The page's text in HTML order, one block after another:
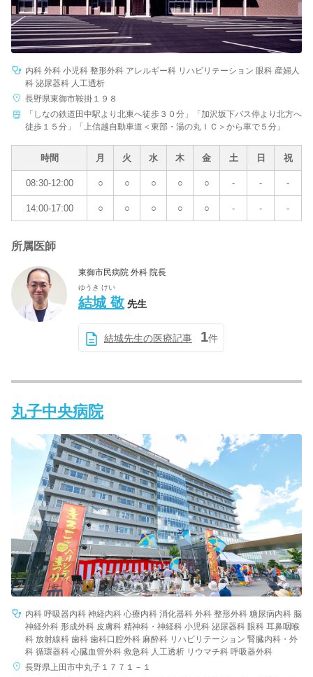
内科 外科 小児科 整形外科 アレルギー科 リハビリテーション 眼科 産婦人
科 泌尿器科 人工透析
長野県東御市鞍掛１９８
「しなの鉄道田中駅より北東へ徒歩３０分」「加沢坂下バス停より北方へ
徒歩１５分」「上信越自動車道＜東部・湯の丸ＩＣ＞から車で５分」
時間 月 火 水 木 金 土 日 祝
08:30-12:00 ○ ○ ○ ○ ○ - - -
14:00-17:00 ○ ○ ○ ○ ○ - - -
所属医師
東御市民病院 外科 院長
ゆうき けい
結城 敬 先生
結城先生の医療記事 1件
丸子中央病院
内科 呼吸器内科 神経内科 心療内科 消化器科 外科 整形外科 糖尿病内科 脳
神経外科 形成外科 皮膚科 精神科・神経科 小児科 泌尿器科 眼科 耳鼻咽喉
科 放射線科 歯科 歯科口腔外科 麻酔科 リハビリテーション 腎臓内科・外
科 循環器科 心臓血管外科 救急科 人工透析 リウマチ科 呼吸器外科
長野県上田市中丸子１７７１－１